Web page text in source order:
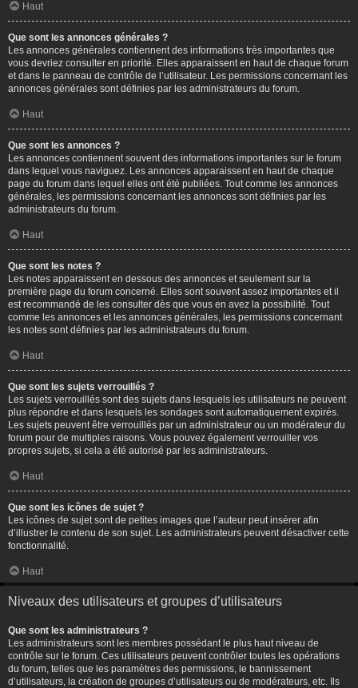
Haut
Que sont les annonces générales ?
Les annonces générales contiennent des informations très importantes que
vous devriez consulter en priorité. Elles apparaissent en haut de chaque forum
et dans le panneau de contrôle de l’utilisateur. Les permissions concernant les
annonces générales sont définies par les administrateurs du forum.
Haut
Que sont les annonces ?
Les annonces contiennent souvent des informations importantes sur le forum
dans lequel vous naviguez. Les annonces apparaissent en haut de chaque
page du forum dans lequel elles ont été publiées. Tout comme les annonces
générales, les permissions concernant les annonces sont définies par les
administrateurs du forum.
Haut
Que sont les notes ?
Les notes apparaissent en dessous des annonces et seulement sur la
première page du forum concerné. Elles sont souvent assez importantes et il
est recommandé de les consulter dès que vous en avez la possibilité. Tout
comme les annonces et les annonces générales, les permissions concernant
les notes sont définies par les administrateurs du forum.
Haut
Que sont les sujets verrouillés ?
Les sujets verrouillés sont des sujets dans lesquels les utilisateurs ne peuvent
plus répondre et dans lesquels les sondages sont automatiquement expirés.
Les sujets peuvent être verrouillés par un administrateur ou un modérateur du
forum pour de multiples raisons. Vous pouvez également verrouiller vos
propres sujets, si cela a été autorisé par les administrateurs.
Haut
Que sont les icônes de sujet ?
Les icônes de sujet sont de petites images que l’auteur peut insérer afin
d’illustrer le contenu de son sujet. Les administrateurs peuvent désactiver cette
fonctionnalité.
Haut
Niveaux des utilisateurs et groupes d’utilisateurs
Que sont les administrateurs ?
Les administrateurs sont les membres possédant le plus haut niveau de
contrôle sur le forum. Ces utilisateurs peuvent contrôler toutes les opérations
du forum, telles que les paramètres des permissions, le bannissement
d’utilisateurs, la création de groupes d’utilisateurs ou de modérateurs, etc. Ils